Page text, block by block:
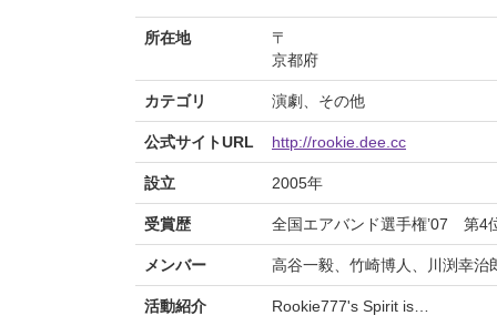
所在地
〒
京都府
カテゴリ 演劇、その他
公式サイトURL http://rookie.dee.cc
設立 2005年
受賞歴 全国エアバンド選手権’07 第4
メンバー 高谷一毅、竹崎博人、川渕幸治
活動紹介 Rookie777's Spirit is…